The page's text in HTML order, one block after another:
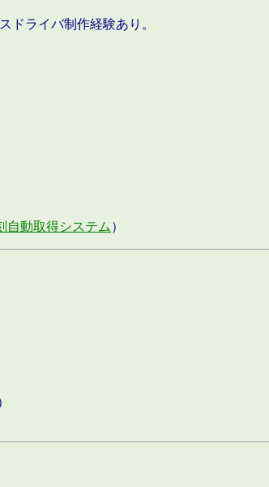
ドライバ制作経験あり。
自動取得システム ）